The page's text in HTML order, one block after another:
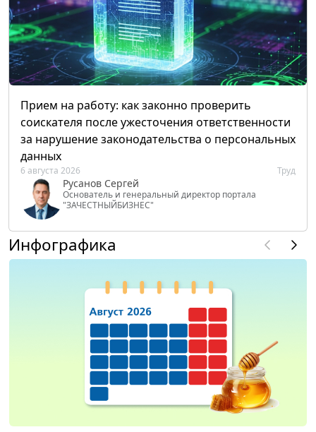
Прием на работу: как законно проверить
соискателя после ужесточения ответственности
за нарушение законодательства о персональных
данных
6 августа 2026 Труд
Русанов Сергей
Основатель и генеральный директор портала
"ЗАЧЕСТНЫЙБИЗНЕС"
Инфографика